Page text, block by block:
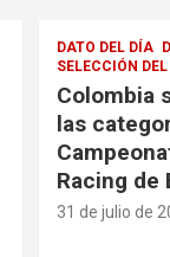
DATO DEL DÍA
SELECCIÓN
Colombia
las
Racing de
31 de julio de